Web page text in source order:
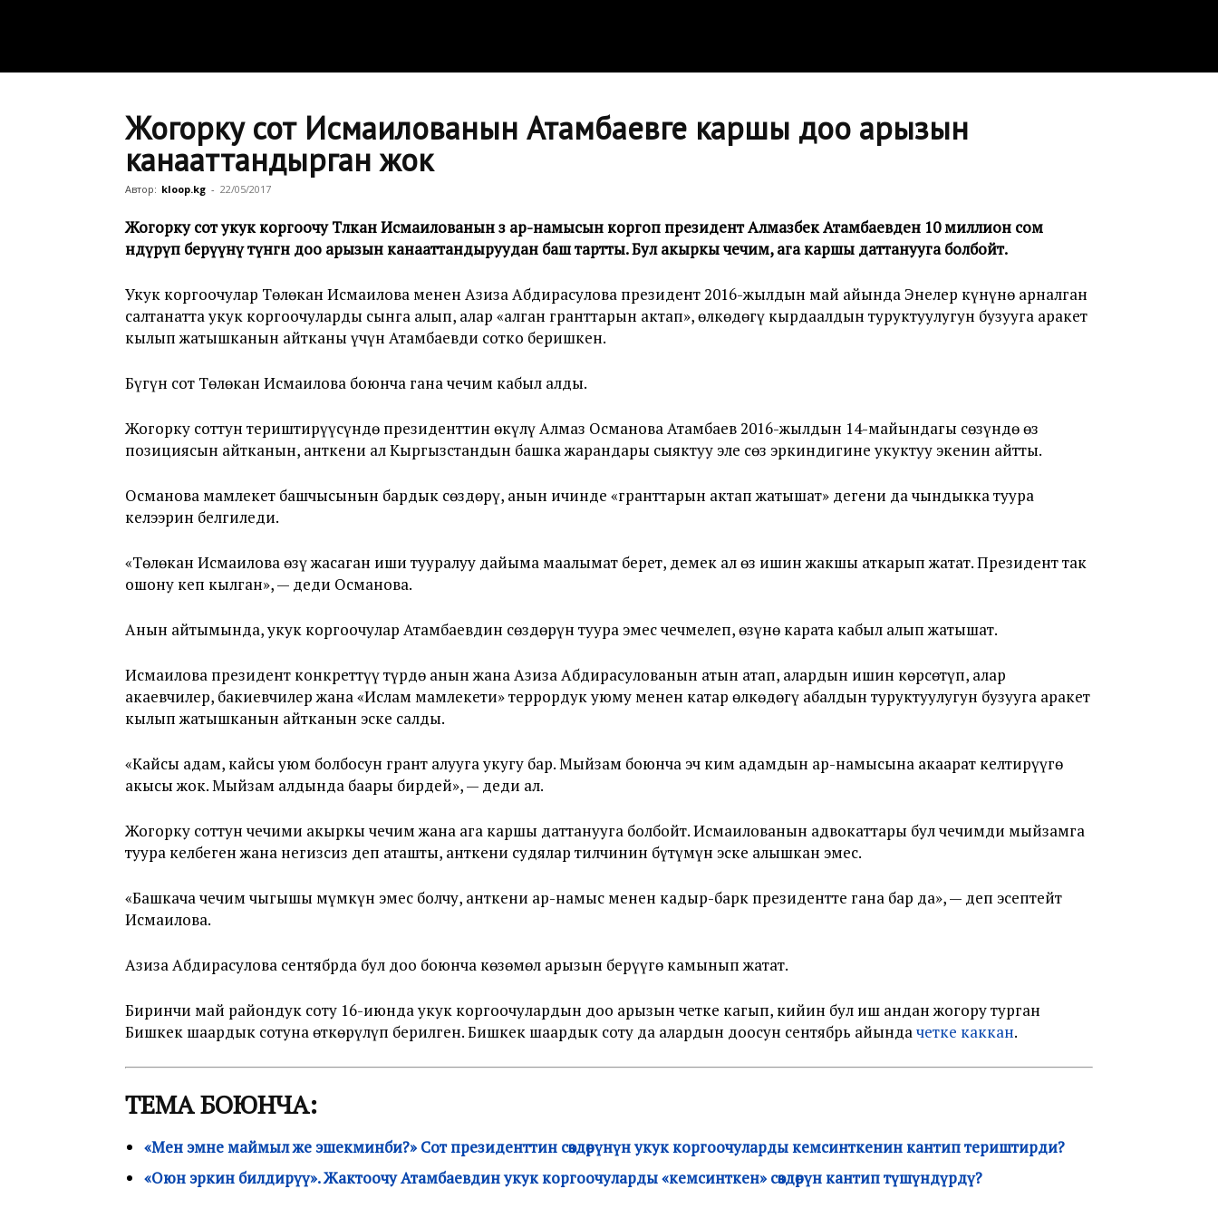
Жогорку сот Исмаилованын Атамбаевге каршы доо арызын
канааттандырган жок
Автор: kloop.kg - 22/05/2017
Жогорку сот укук коргоочу Төлөкан Исмаилованын өз ар-намысын коргоп президент Алмазбек Атамбаевден 10 миллион сом
өндүрүп берүүнү өтүнгөн доо арызын канааттандыруудан баш тартты. Бул акыркы чечим, ага каршы даттанууга болбойт.
Укук коргоочулар Төлөкан Исмаилова менен Азиза Абдирасулова президент 2016-жылдын май айында Энелер күнүнө арналган
салтанатта укук коргоочуларды сынга алып, алар «алган гранттарын актап», өлкөдөгү кырдаалдын туруктуулугун бузууга аракет
кылып жатышканын айтканы үчүн Атамбаевди сотко беришкен.
Бүгүн сот Төлөкан Исмаилова боюнча гана чечим кабыл алды.
Жогорку соттун териштирүүсүндө президенттин өкүлү Алмаз Османова Атамбаев 2016-жылдын 14-майындагы сөзүндө өз
позициясын айтканын, анткени ал Кыргызстандын башка жарандары сыяктуу эле сөз эркиндигине укуктуу экенин айтты.
Османова мамлекет башчысынын бардык сөздөрү, анын ичинде «гранттарын актап жатышат» дегени да чындыкка туура
келээрин белгиледи.
«Төлөкан Исмаилова өзү жасаган иши тууралуу дайыма маалымат берет, демек ал өз ишин жакшы аткарып жатат. Президент так
ошону кеп кылган», — деди Османова.
Анын айтымында, укук коргоочулар Атамбаевдин сөздөрүн туура эмес чечмелеп, өзүнө карата кабыл алып жатышат.
Исмаилова президент конкреттүү түрдө анын жана Азиза Абдирасулованын атын атап, алардын ишин көрсөтүп, алар
акаевчилер, бакиевчилер жана «Ислам мамлекети» террордук уюму менен катар өлкөдөгү абалдын туруктуулугун бузууга аракет
кылып жатышканын айтканын эске салды.
«Кайсы адам, кайсы уюм болбосун грант алууга укугу бар. Мыйзам боюнча эч ким адамдын ар-намысына акаарат келтирүүгө
акысы жок. Мыйзам алдында баары бирдей», — деди ал.
Жогорку соттун чечими акыркы чечим жана ага каршы даттанууга болбойт. Исмаилованын адвокаттары бул чечимди мыйзамга
туура келбеген жана негизсиз деп аташты, анткени судялар тилчинин бүтүмүн эске алышкан эмес.
«Башкача чечим чыгышы мүмкүн эмес болчу, анткени ар-намыс менен кадыр-барк президентте гана бар да», — деп эсептейт
Исмаилова.
Азиза Абдирасулова сентябрда бул доо боюнча көзөмөл арызын берүүгө камынып жатат.
Биринчи май райондук соту 16-июнда укук коргоочулардын доо арызын четке кагып, кийин бул иш андан жогору турган
Бишкек шаардык сотуна өткөрүлүп берилген. Бишкек шаардык соту да алардын доосун сентябрь айындачетке каккан.
ТЕМА БОЮНЧА:
«Мен эмне маймыл же эшекминби?» Сот президенттин сөздөрүнүн укук коргоочуларды кемсинткенин кантип териштирди?
«Оюн эркин билдирүү». Жактоочу Атамбаевдин укук коргоочуларды «кемсинткен» сөздөрүн кантип түшүндүрдү?